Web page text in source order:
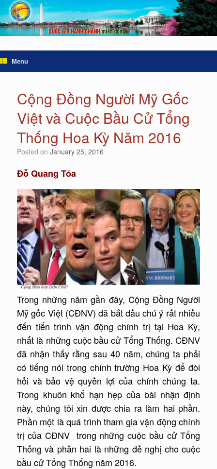
Menu
Cộng Đồng Người Mỹ Gốc
Việt và Cuộc Bầu Cử Tổng
Thống Hoa Kỳ Năm 2016
Posted on January 25, 2016
Đỗ Quang Tỏa
Trong những năm gần đây, Cộng Đồng Người
Mỹ gốc Việt (CĐNV) đã bắt đầu chú ý rất nhiều
đến tiến trình vận động chính trị tại Hoa Kỳ,
nhất là những cuộc bầu cử Tổng Thống. CĐNV
đã nhận thấy rằng sau 40 năm, chúng ta phải
có tiếng nói trong chính trường Hoa Kỳ để đòi
hỏi và bảo vệ quyền lợi của chính chúng ta.
Trong khuôn khổ hạn hẹp của bài nhận định
này, chúng tôi xin được chia ra làm hai phần.
Phần một là quá trình tham gia vận động chính
trị của CĐNV trong những cuộc bầu cử Tổng
Thống và phần hai là những đề nghị cho cuộc
bầu cử Tổng Thống năm 2016.